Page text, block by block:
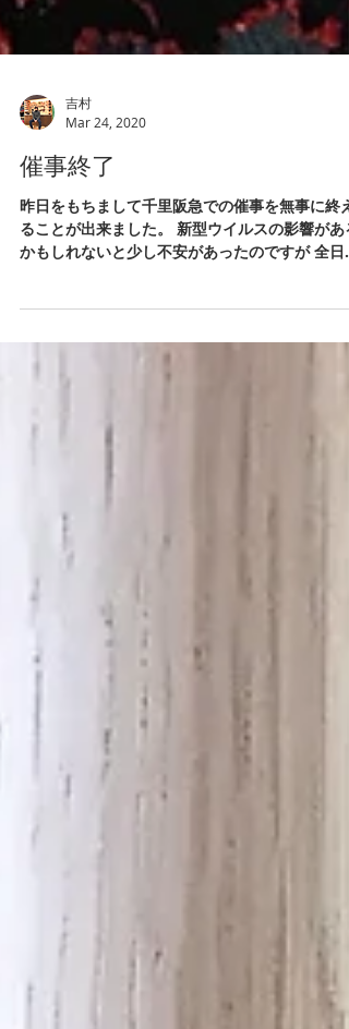
吉村
Mar 24, 2020
催事終了
昨日をもちまして千里阪急での催事を無事に終え
かもしれないと少し不安があったのですが 全日に
ていただきお会いできましたこと、とても嬉しく
思います。...